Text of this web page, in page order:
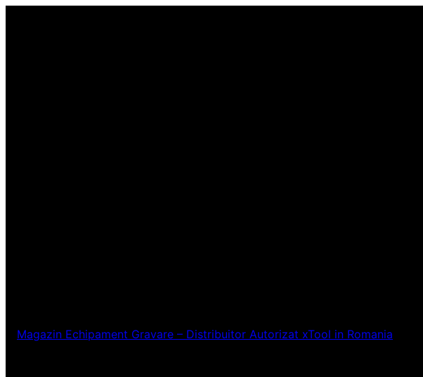
Magazin Echipament Gravare – Distribuitor Autorizat xTool in Romania